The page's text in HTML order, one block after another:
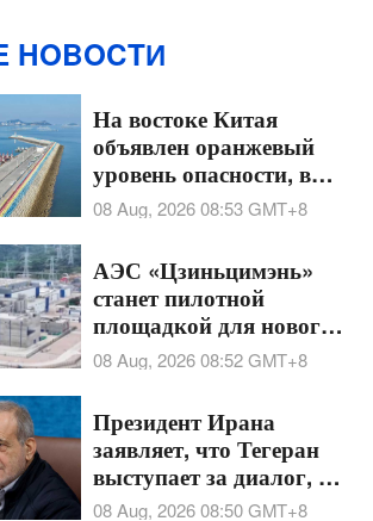
HOBOCTИ
На востоке Китая
объявлен оранжевый
уровень опасности, в
прибрежных
провинциях усилены
меры защиты
08 Aug, 2026 08:53GMT+8
АЭС «Цзиньцимэнь»
станет пилотной
площадкой для нового
реактора «Хуалун-1»
версии 2.0
08 Aug, 2026 08:52GMT+8
Президент Ирана
заявляет, что Тегеран
выступает за диалог, но
не позволит принудить
08 Aug, 2026 08:50GMT+8